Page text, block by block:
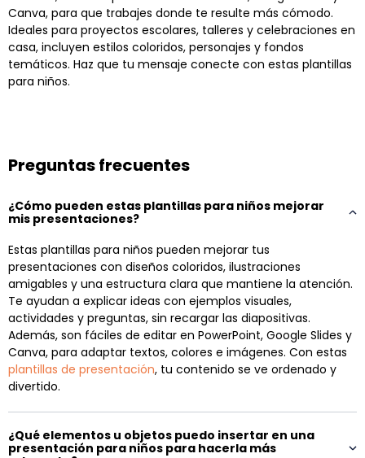
Canva, para que trabajes donde te resulte más cómodo.
Ideales para proyectos escolares, talleres y celebraciones en
casa, incluyen estilos coloridos, personajes y fondos
temáticos. Haz que tu mensaje conecte con estas plantillas
para niños.
Preguntas frecuentes
¿Cómo pueden estas plantillas para niños mejorar
mis presentaciones?
Estas plantillas para niños pueden mejorar tus
presentaciones con diseños coloridos, ilustraciones
amigables y una estructura clara que mantiene la atención.
Te ayudan a explicar ideas con ejemplos visuales,
actividades y preguntas, sin recargar las diapositivas.
Además, son fáciles de editar en PowerPoint, Google Slides y
Canva, para adaptar textos, colores e imágenes. Con estas
plantillas de presentación, tu contenido se ve ordenado y
divertido.
¿Qué elementos u objetos puedo insertar en una
presentación para niños para hacerla más